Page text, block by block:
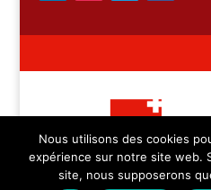
Nous utilisons des cookies
expérience sur notre site web.
site, nous supposerons